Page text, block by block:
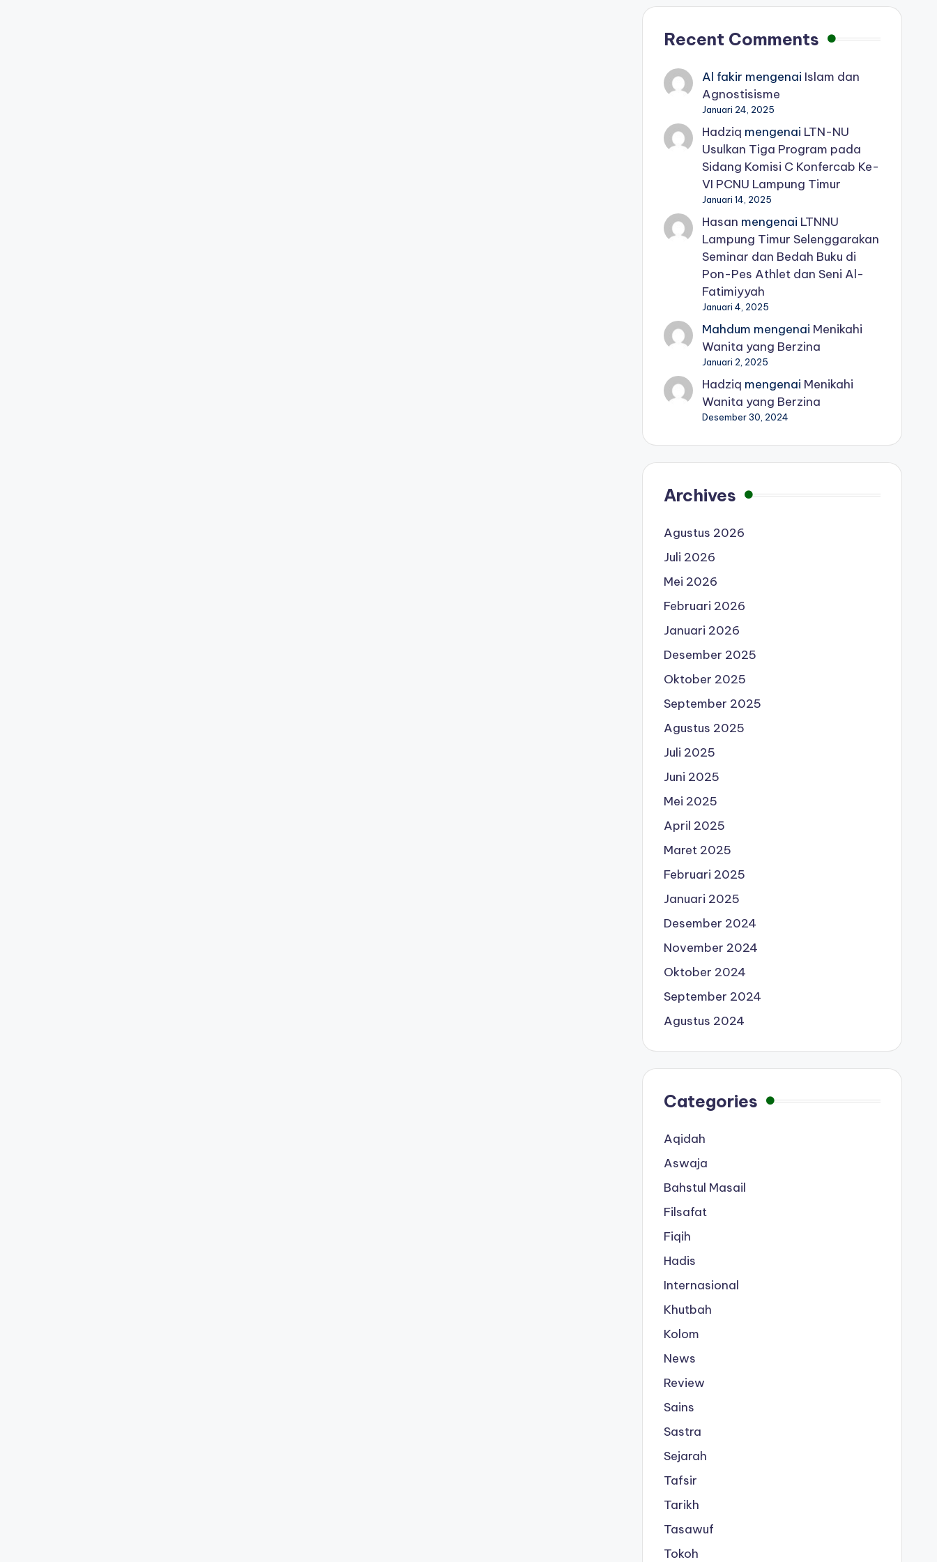
Recent Comments
Al fakir mengenai Islam dan
Agnostisisme
Januari 24, 2025
Hadziq mengenai LTN-NU
Usulkan Tiga Program pada
Sidang Komisi C Konfercab Ke-
VI PCNU Lampung Timur
Januari 14, 2025
Hasan mengenai LTNNU
Lampung Timur Selenggarakan
Seminar dan Bedah Buku di
Pon-Pes Athlet dan Seni Al-
Fatimiyyah
Januari 4, 2025
Mahdum mengenai Menikahi
Wanita yang Berzina
Januari 2, 2025
Hadziq mengenai Menikahi
Wanita yang Berzina
Desember 30, 2024
Archives
Agustus 2026
Juli 2026
Mei 2026
Februari 2026
Januari 2026
Desember 2025
Oktober 2025
September 2025
Agustus 2025
Juli 2025
Juni 2025
Mei 2025
April 2025
Maret 2025
Februari 2025
Januari 2025
Desember 2024
November 2024
Oktober 2024
September 2024
Agustus 2024
Categories
Aqidah
Aswaja
Bahstul Masail
Filsafat
Fiqih
Hadis
Internasional
Khutbah
Kolom
News
Review
Sains
Sastra
Sejarah
Tafsir
Tarikh
Tasawuf
Tokoh